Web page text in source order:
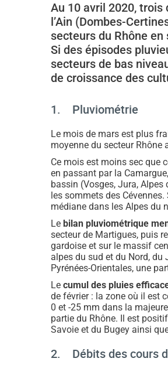
Au 10 avril 2020,
l’Ain (Dombes-
secteurs du Rhône
Si des épisodes
secteurs de bas
de croissance des
1. Pluviométrie
Le mois de mars est plus
moyenne du secteur Rhône
Ce mois est moins sec que
en passant par la
bassin (Vosges, Jura,
les sommets des
médiane dans les Alpes du
Lebilan pluviométrique
secteur de Martigues, puis
gardoise et sur le massif
alpes du sud et du Nord, du
Pyrénées-Orientales, une
Lecumul des pluies
de février : la zone où il est
0 et -25 mm dans la
partie du Rhône. Il est
Savoie et du Bugey ainsi
2. Débits des cours